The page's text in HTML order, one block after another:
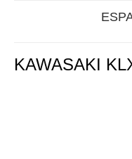
KAWASAKI